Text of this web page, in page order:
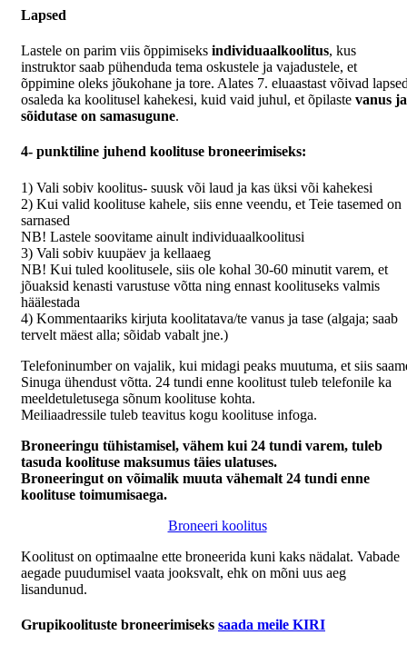
Lapsed
Lastele on parim viis õppimiseks individuaalkoolitus, kus
instruktor saab pühenduda tema oskustele ja vajadustele, et
õppimine oleks jõukohane ja tore. Alates 7. eluaastast võivad
osaleda ka koolitusel kahekesi, kuid vaid juhul, et õpilaste vanus ja
sõidutase on samasugune.
4- punktiline juhend koolituse broneerimiseks:
1) Vali sobiv koolitus- suusk või laud ja kas üksi või kahekesi
2) Kui valid koolituse kahele, siis enne veendu, et Teie tasemed on
sarnased
NB! Lastele soovitame ainult individuaalkoolitusi
3) Vali sobiv kuupäev ja kellaaeg
NB! Kui tuled koolitusele, siis ole kohal 30-60 minutit varem, et
jõuaksid kenasti varustuse võtta ning ennast koolituseks valmis
häälestada
4) Kommentaariks kirjuta koolitatava/te vanus ja tase (algaja; saab
tervelt mäest alla; sõidab vabalt jne.)
Telefoninumber on vajalik, kui midagi peaks muutuma, et siis
Sinuga ühendust võtta. 24 tundi enne koolitust tuleb telefonile ka
meeldetuletusega sõnum koolituse kohta.
Meiliaadressile tuleb teavitus kogu koolituse infoga.
Broneeringu tühistamisel, vähem kui 24 tundi varem, tuleb
tasuda koolituse maksumus täies ulatuses.
Broneeringut on võimalik muuta vähemalt 24 tundi enne
koolituse toimumisaega.
Broneeri koolitus
Koolitust on optimaalne ette broneerida kuni kaks nädalat. Vabade
aegade puudumisel vaata jooksvalt, ehk on mõni uus aeg
lisandunud.
Grupikoolituste broneerimiseks saada meile KIRI